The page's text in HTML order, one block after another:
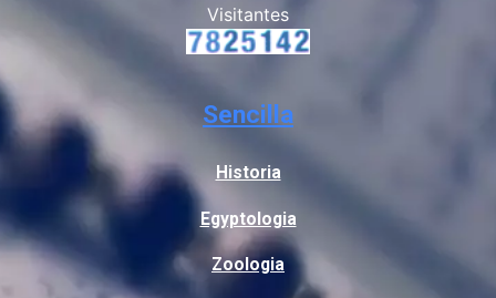
Visitantes
Sencilla
Historia
Egyptologia
Zoologia